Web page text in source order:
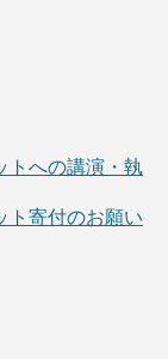
トへの講演・執
ト寄付のお願い